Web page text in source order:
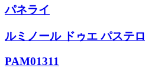
パネライ
ルミノール ドゥエ パステロ
PAM01311